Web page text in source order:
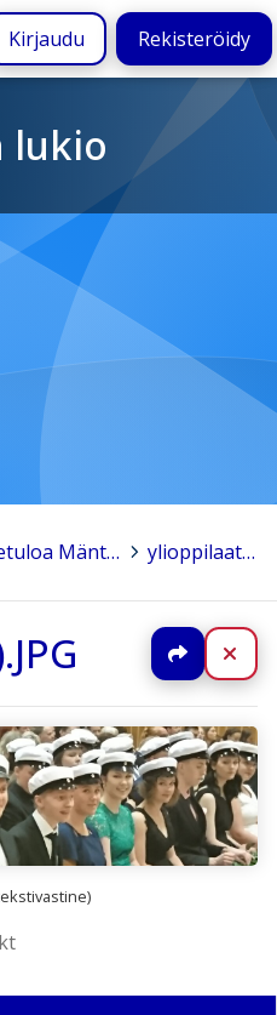
Kirjaudu Rekisteröidy
lukio
Tervetuloa Mäntän lukion kotisivulle! > ylioppilaat (2).JPG
Jaa